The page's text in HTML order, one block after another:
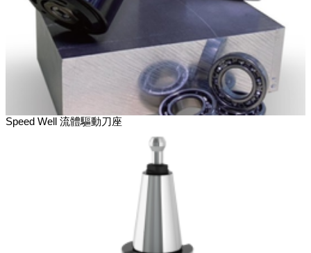
Speed Well 流體驅動刀座